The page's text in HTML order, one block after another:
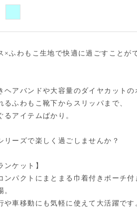
×ふわもこ生地で快適に過ごすことが
ヘアバンドや大容量のダイヤカット
るふわもこ靴下からスリッパまで、
るアイテムばかり。
リーズで楽しく過ごしませんか？
ンケット】
ンパクトにまとまる巾着付きポーチ
や車移動にも気軽に使えて大活躍です